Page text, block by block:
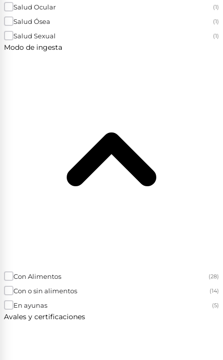
Salud Ocular (1)
Salud Ósea (1)
Salud Sexual (1)
Modo de ingesta
Con Alimentos (28)
Con o sin alimentos (14)
En ayunas (5)
Avales y certificaciones